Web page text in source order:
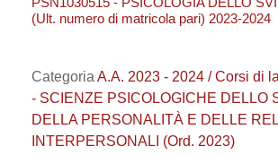
(Ult. numero di matricola pari) 2023-2024
Categoria A.A. 2023 - 2024 / Corsi di
- SCIENZE PSICOLOGICHE DELLO
DELLA PERSONALITÀ E DELLE
INTERPERSONALI (Ord. 2023)